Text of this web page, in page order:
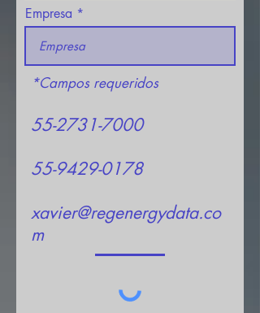
Empresa
*Campos requeridos
55-2731-7000
55-9429-0178
xavier@regenergydata.co
m